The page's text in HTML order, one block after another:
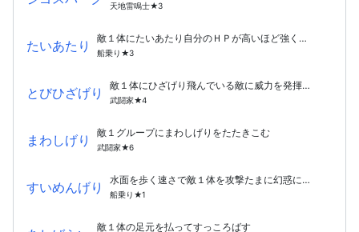
天地雷鳴士★3
たいあたり 敵１体にたいあたり自分のＨＰが高いほど強くなる
船乗り★3
とびひざげり 敵１体にひざげり飛んでいる敵に威力を発揮する
武闘家★4
まわしげり 敵１グループにまわしげりをたたきこむ
武闘家★6
すいめんげり 水面を歩く速さで敵１体を攻撃たまに幻惑にする
船乗り★1
敵１体の足元を払ってすっころばす